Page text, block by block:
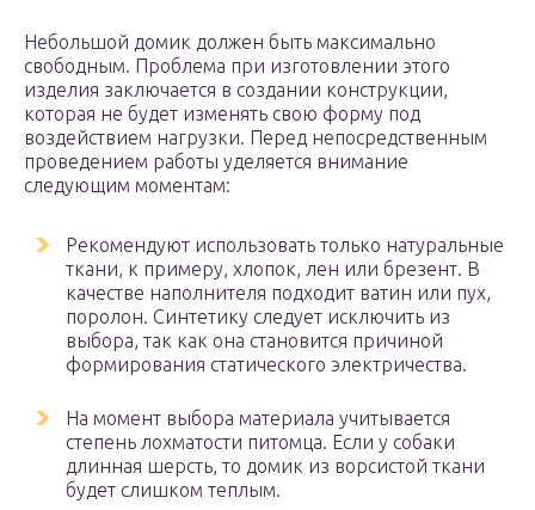
Небольшой домик должен быть максимально
свободным. Проблема при изготовлении этого
изделия заключается в создании конструкции,
которая не будет изменять свою форму под
воздействием нагрузки. Перед непосредственным
проведением работы уделяется внимание
следующим моментам:
Рекомендуют использовать только натуральные
ткани, к примеру, хлопок, лен или брезент. В
качестве наполнителя подходит ватин или пух,
поролон. Синтетику следует исключить из
выбора, так как она становится причиной
формирования статического электричества.
На момент выбора материала учитывается
степень лохматости питомца. Если у собаки
длинная шерсть, то домик из ворсистой ткани
будет слишком теплым.